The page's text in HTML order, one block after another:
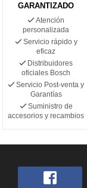
GARANTIZADO
Atención
personalizada
Servicio rápido y
eficaz
Distribuidores
oficiales Bosch
Servicio Post-venta y
Garantías
Suministro de
accesorios y recambios